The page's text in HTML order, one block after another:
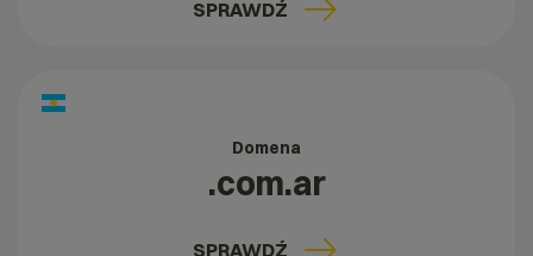
SPRAWDŹ
Domena
.com.ar
SPRAWDŹ